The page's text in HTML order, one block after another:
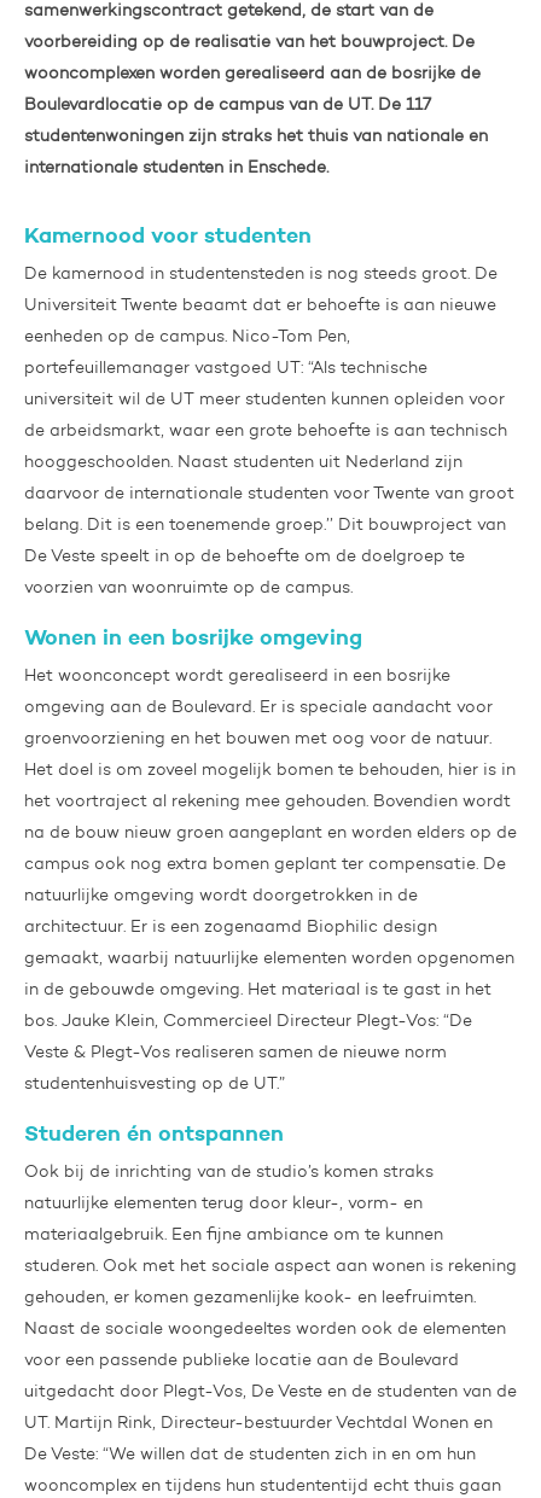
samenwerkingscontract getekend, de start van de
voorbereiding op de realisatie van het bouwproject. De
wooncomplexen worden gerealiseerd aan de bosrijke de
Boulevardlocatie op de campus van de UT. De 117
studentenwoningen zijn straks het thuis van nationale en
internationale studenten in Enschede.
Kamernood voor studenten
De kamernood in studentensteden is nog steeds groot. De
Universiteit Twente beaamt dat er behoefte is aan nieuwe
eenheden op de campus. Nico-Tom Pen,
portefeuillemanager vastgoed UT: “Als technische
universiteit wil de UT meer studenten kunnen opleiden voor
de arbeidsmarkt, waar een grote behoefte is aan technisch
hooggeschoolden. Naast studenten uit Nederland zijn
daarvoor de internationale studenten voor Twente van groot
belang. Dit is een toenemende groep.’’ Dit bouwproject van
De Veste speelt in op de behoefte om de doelgroep te
voorzien van woonruimte op de campus.
Wonen in een bosrijke omgeving
Het woonconcept wordt gerealiseerd in een bosrijke
omgeving aan de Boulevard. Er is speciale aandacht voor
groenvoorziening en het bouwen met oog voor de natuur.
Het doel is om zoveel mogelijk bomen te behouden, hier is in
het voortraject al rekening mee gehouden. Bovendien wordt
na de bouw nieuw groen aangeplant en worden elders op de
campus ook nog extra bomen geplant ter compensatie. De
natuurlijke omgeving wordt doorgetrokken in de
architectuur. Er is een zogenaamd Biophilic design
gemaakt, waarbij natuurlijke elementen worden opgenomen
in de gebouwde omgeving. Het materiaal is te gast in het
bos. Jauke Klein, Commercieel Directeur Plegt-Vos: “De
Veste & Plegt-Vos realiseren samen de nieuwe norm
studentenhuisvesting op de UT.”
Studeren én ontspannen
Ook bij de inrichting van de studio’s komen straks
natuurlijke elementen terug door kleur-, vorm- en
materiaalgebruik. Een fijne ambiance om te kunnen
studeren. Ook met het sociale aspect aan wonen is rekening
gehouden, er komen gezamenlijke kook- en leefruimten.
Naast de sociale woongedeeltes worden ook de elementen
voor een passende publieke locatie aan de Boulevard
uitgedacht door Plegt-Vos, De Veste en de studenten van de
UT. Martijn Rink, Directeur-bestuurder Vechtdal Wonen en
De Veste: “We willen dat de studenten zich in en om hun
wooncomplex en tijdens hun studententijd echt thuis gaan